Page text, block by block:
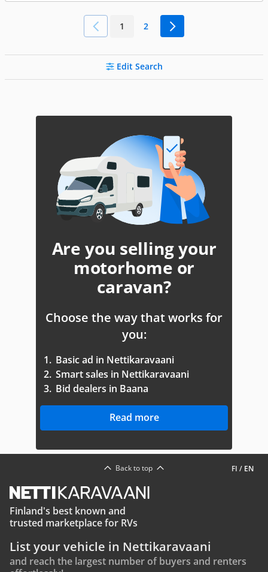
1 2
Edit Search
Are you selling your
motorhome or
caravan?
Choose the way that works for
you:
1. Basic ad in Nettikaravaani
2. Smart sales in Nettikaravaani
3. Bid dealers in Baana
Read more
FI / EN
Back to top
Finland's best known and
trusted marketplace for RVs
List your vehicle in Nettikaravaani
and reach the largest number of buyers and renters